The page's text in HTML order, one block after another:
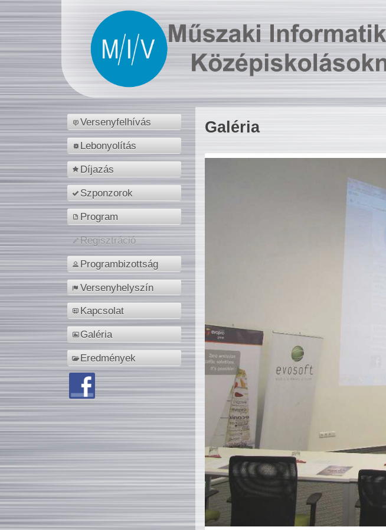
Versenyfelhívás
Lebonyolítás
Díjazás
Szponzorok
Program
Regisztráció
Programbizottság
Versenyhelyszín
Kapcsolat
Galéria
Eredmények
Galéria